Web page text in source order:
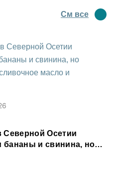
См все
Северной Осетии
бананы и свинина, но